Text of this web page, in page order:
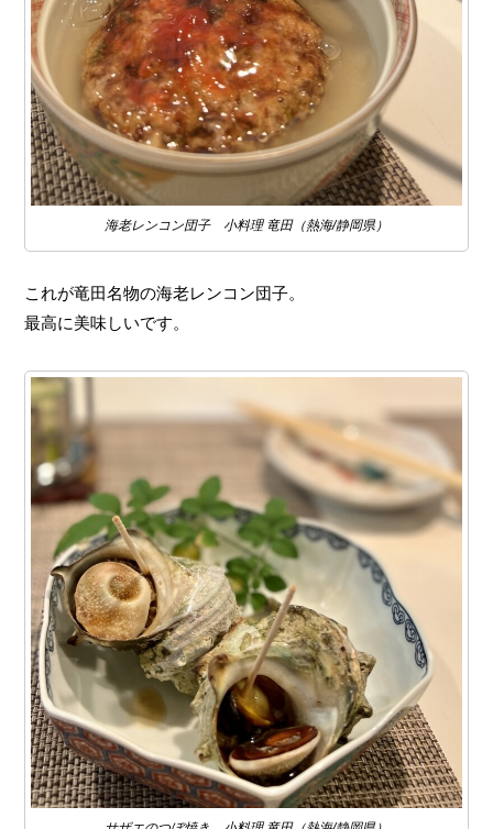
海老レンコン団子 小料理 竜田（熱海/静岡県）
これが竜田名物の海老レンコン団子。
最高に美味しいです。